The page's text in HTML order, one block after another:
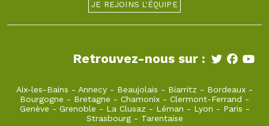
JE REJOINS L'ÉQUIPE
Retrouvez-nous sur :
Aix-les-Bains - Annecy - Beaujolais - Biarritz - Bordeaux -
Bourgogne - Bretagne - Chamonix - Clermont-Ferrand -
Genève - Grenoble - La Clusaz - Léman - Lyon - Paris -
Strasbourg- Tarentaise